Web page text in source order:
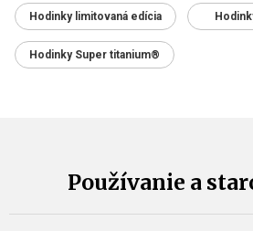
Hodinky limitovaná edícia
Hodinky Super titanium®
Používanie a